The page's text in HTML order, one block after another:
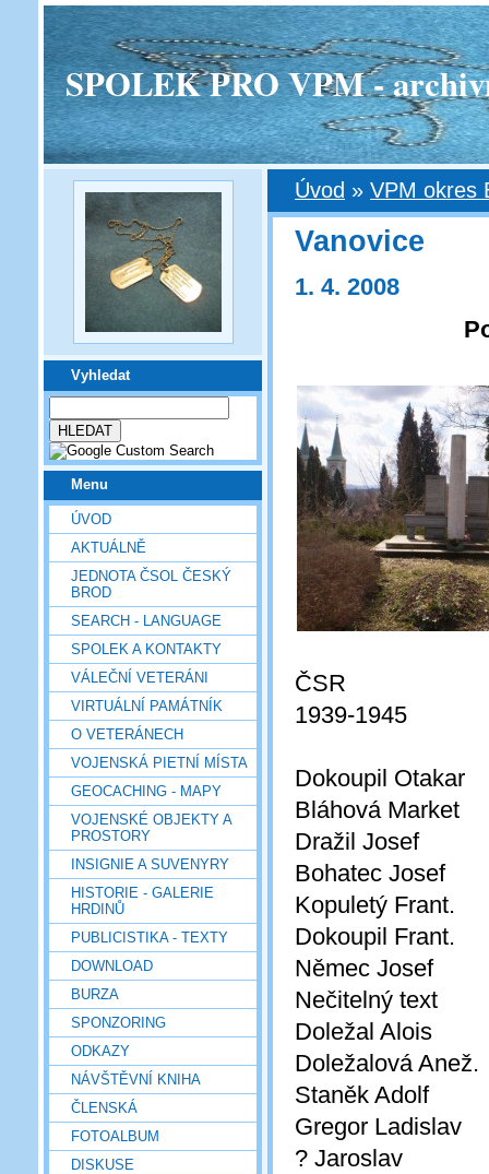
SPOLEK PRO VPM -
Vyhledat
Menu
ÚVOD
AKTUÁLNĚ
JEDNOTA ČSOL ČESKÝ
BROD
SEARCH - LANGUAGE
SPOLEK A KONTAKTY
VÁLEČNÍ VETERÁNI
VIRTUÁLNÍ PAMÁTNÍK
O VETERÁNECH
VOJENSKÁ PIETNÍ MÍSTA
GEOCACHING - MAPY
VOJENSKÉ OBJEKTY A
PROSTORY
INSIGNIE A SUVENYRY
HISTORIE - GALERIE
HRDINŮ
PUBLICISTIKA - TEXTY
DOWNLOAD
BURZA
SPONZORING
ODKAZY
NÁVŠTĚVNÍ KNIHA
ČLENSKÁ
FOTOALBUM
DISKUSE
Úvod » VPM okres
Vanovice
1. 4. 2008
ČSR
1939-1945
Dokoupil Otakar
Bláhová Market
Dražil Josef
Bohatec Josef
Kopuletý Frant.
Dokoupil Frant.
Němec Josef
Nečitelný text
Doležal Alois
Doležalová Anež.
Staněk Adolf
Gregor Ladislav
? Jaroslav